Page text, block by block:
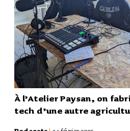
À l’Ate­lier Paysan, on
tech d’une autre